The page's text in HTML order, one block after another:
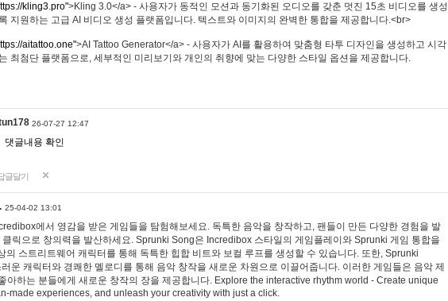
kling3.pro">Kling 3.0</a> - 사용자가 동적인 모션과 동기화된 오디오를 갖춘 멋진 15초 비디오를 생성
지원하는 고급 AI 비디오 생성 플랫폼입니다. 텍스트와 이미지의 완벽한 통합을 제공합니다.<br>
aitattoo.one">AI Tattoo Generator</a> - 사용자가 AI를 활용하여 맞춤형 타투 디자인을 생성하고 시각
최첨단 플랫폼으로, 세부적인 미리보기와 개인의 취향에 맞는 다양한 스타일 옵션을 제공합니다.
26-07-27 12:47
댓글내용 확인
글달기
25-04-02 13:01
에서 영감을 받은 게임들을 탐험해보세요. 독특한 음악을 창작하고, 팬들이 만든 다양한 경험을 발
클릭으로 창의력을 발산하세요. Sprunki Song은 Incredibox 스타일의 게임플레이와 Sprunki 게임 통합을
의 스트리트웨어 캐릭터를 통해 독특한 힙합 비트와 보컬 루프를 생성할 수 있습니다. 또한, Sprunki
운 캐릭터와 경쾌한 멜로디를 통해 음악 창작을 새로운 차원으로 이끌어줍니다. 이러한 게임들은 음악 제
아하는 분들에게 새로운 창작의 장을 제공합니다. Explore the interactive rhythm world - Create unique
made experiences, and unleash your creativity with just a click.